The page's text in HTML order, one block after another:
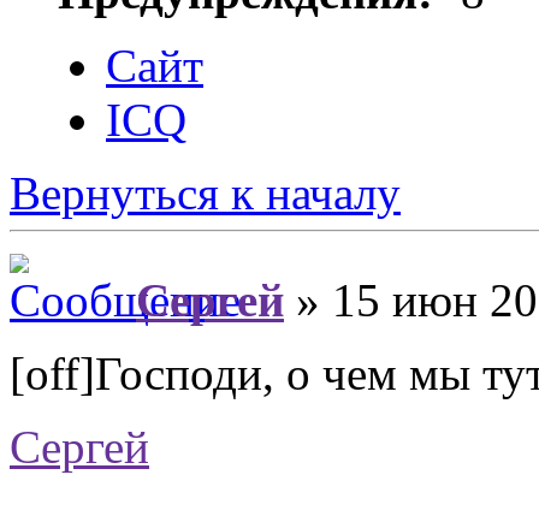
Сайт
ICQ
Вернуться к началу
Сергей » 15 июн
[off]Господи, о чем мы
Сергей